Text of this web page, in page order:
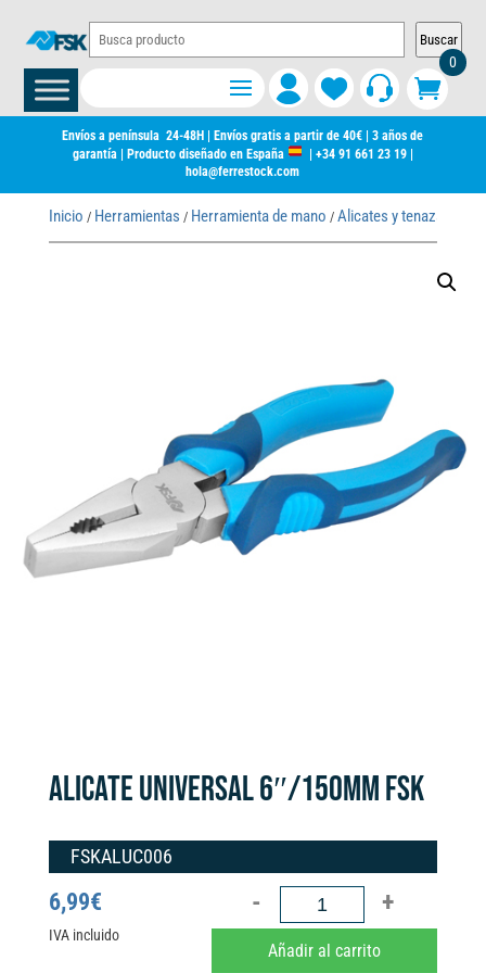
Buscar
0
Envíos a península 24-48H | Envíos gratis a partir de 40€ | 3 años de
garantía | Producto diseñado en España
+34 91 661 23 19|
hola@ferrestock.com
Inicio / Herramientas / Herramienta de mano / Alicates y tenazas
ALICATE UNIVERSAL 6″/150MM FSK
FSKALUC006
6,99€
IVA incluido
ALICATE
UNIVERSAL
6"/150MM
Añadir al carrito